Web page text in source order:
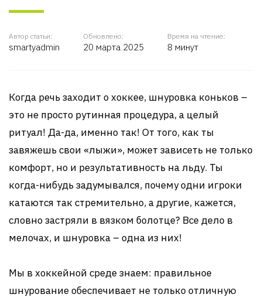
Автор статьи:
smartyadmin
Обновлено:
20 марта 2025
Время на чтение:
8 минут
Когда речь заходит о хоккее, шнуровка коньков –
это не просто рутинная процедура, а целый
ритуал! Да-да, именно так! От того, как ты
завяжешь свои «лыжи», может зависеть не только
комфорт, но и результативность на льду. Ты
когда-нибудь задумывался, почему одни игроки
катаются так стремительно, а другие, кажется,
словно застряли в вязком болотце? Все дело в
мелочах, и шнуровка – одна из них!
Мы в хоккейной среде знаем: правильное
шнурование обеспечивает не только отличную